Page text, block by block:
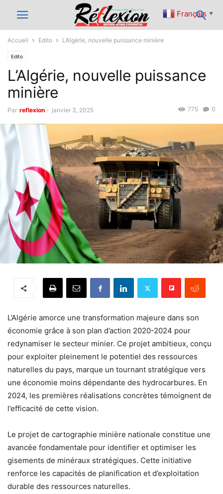
Accueil Edito L’Algérie, nouvelle puissance minière
Edito
L’Algérie, nouvelle puissance
minière
Par reflexion - janvier 3, 2025 0
775
L’Algérie amorce une transformation majeure dans son
économie grâce à son plan d’action 2020-2024 pour
redynamiser le secteur minier. Ce projet ambitieux, conçu
pour exploiter pleinement le potentiel des ressources
naturelles du pays, marque un tournant stratégique vers
une économie moins dépendante des hydrocarbures. En
2024, les premières réalisations concrètes témoignent de
l’efficacité de cette vision.
Le projet de cartographie minière nationale constitue une
avancée fondamentale pour identifier et optimiser les
gisements de minéraux stratégiques. Cette initiative
renforce les capacités de planification et d’exploitation
durable des ressources naturelles.
Français ▼